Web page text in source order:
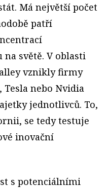
Má největší počet
patří
světě. V oblasti
vznikly firmy
Tesla nebo Nvidia
jednotlivců. To,
se tedy testuje
inovační
s potenciálními